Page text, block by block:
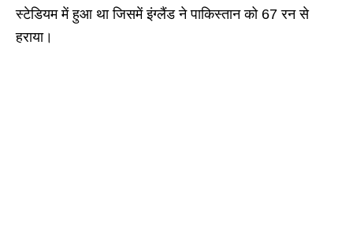
स्टेडियम में हुआ था जिसमें इंग्लैंड ने पाकिस्तान को 67 रन से
हराया।